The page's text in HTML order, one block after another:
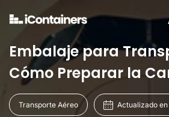
Embalaje para
Cómo Preparar la
Transporte Aéreo Actualizado